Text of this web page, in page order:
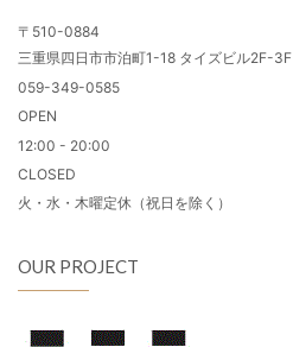
〒510-0884
三重県四日市市泊町1-18 タイズビル2F-3F
059-349-0585
OPEN
12:00 - 20:00
CLOSED
火・水・木曜定休（祝日を除く）
OUR PROJECT